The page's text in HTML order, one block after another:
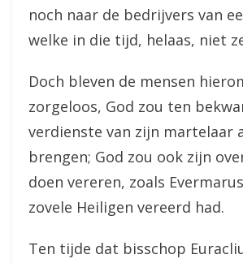
noch naar de bedrijvers van
welke in die tijd, helaas, niet
Doch bleven de mensen
zorgeloos, God zou ten
verdienste van zijn martelaar
brengen; God zou ook zijn
doen vereren, zoals
zovele Heiligen vereerd had.
Ten tijde dat bisschop